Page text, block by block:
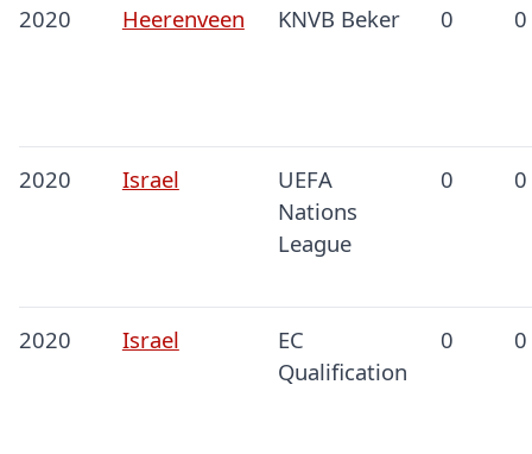
2020 Heerenveen KNVB Beker 0 0
2020 Israel
UEFA
Nations
League
0 0
2020 Israel
EC
Qualification
0 0